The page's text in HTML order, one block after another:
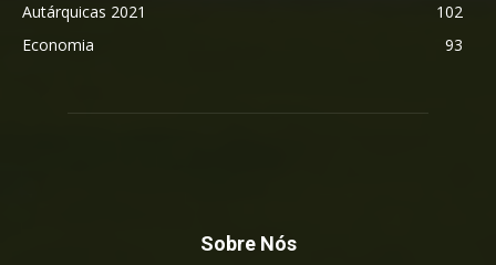
Autárquicas 2021
102
Economia
93
Sobre Nós